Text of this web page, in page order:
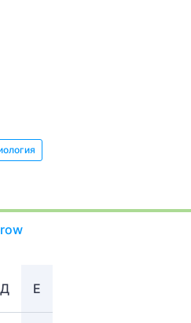
Д Е